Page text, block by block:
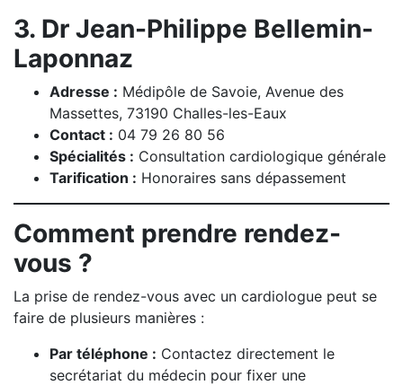
3. Dr Jean-Philippe Bellemin-
Laponnaz
Adresse : Médipôle de Savoie, Avenue des
Massettes, 73190 Challes-les-Eaux
Contact : 04 79 26 80 56
Spécialités : Consultation cardiologique générale
Tarification : Honoraires sans dépassement
Comment prendre rendez-
vous ?
La prise de rendez-vous avec un cardiologue peut se
faire de plusieurs manières :
Par téléphone : Contactez directement le
secrétariat du médecin pour fixer une